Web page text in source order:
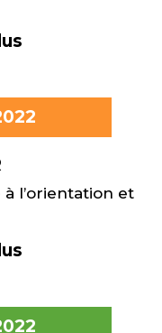
à l’orientation et